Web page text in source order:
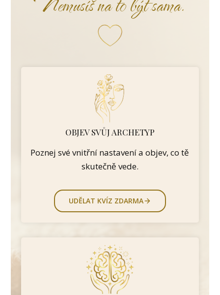
OBJEV SVŮJ ARCHETYP
Poznej své vnitřní nastavení a objev, co tě
skutečně vede.
UDĚLAT KVÍZ ZDARMA